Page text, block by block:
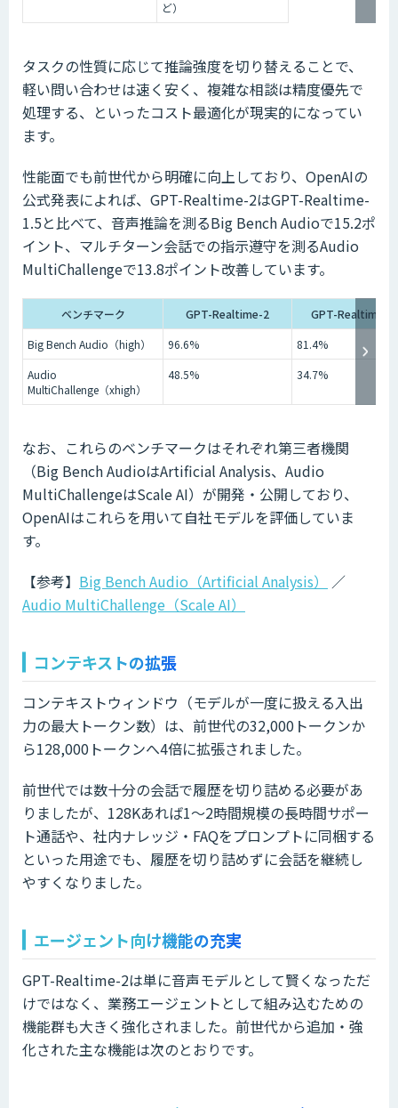
ど）
タスクの性質に応じて推論強度を切り替えることで、
軽い問い合わせは速く安く、複雑な相談は精度優先で
処理する、といったコスト最適化が現実的になってい
ます。
性能面でも前世代から明確に向上しており、OpenAIの
公式発表によれば、GPT-Realtime-2はGPT-Realtime-
1.5と比べて、音声推論を測るBig Bench Audioで15.2ポ
イント、マルチターン会話での指示遵守を測るAudio
MultiChallengeで13.8ポイント改善しています。
ベンチマーク GPT-Realtime-2
GPT-Realtime-
Big Bench Audio（high）
96.6%
81.4%
Audio
MultiChallenge（xhigh）
48.5% 34.7%
なお、これらのベンチマークはそれぞれ第三者機関
（Big Bench AudioはArtificial Analysis、Audio
MultiChallengeはScale AI）が開発・公開しており、
OpenAIはこれらを用いて自社モデルを評価していま
す。
【参考】 Big Bench Audio（Artificial Analysis）
／
Audio MultiChallenge（Scale AI）
コンテキストの拡張
コンテキストウィンドウ（モデルが一度に扱える入出
力の最大トークン数）は、前世代の32,000トークンか
ら128,000トークンへ4倍に拡張されました。
前世代では数十分の会話で履歴を切り詰める必要があ
りましたが、128Kあれば1〜2時間規模の長時間サポー
ト通話や、社内ナレッジ・FAQをプロンプトに同梱する
といった用途でも、履歴を切り詰めずに会話を継続し
やすくなりました。
エージェント向け機能の充実
GPT-Realtime-2は単に音声モデルとして賢くなっただ
けではなく、業務エージェントとして組み込むための
機能群も大きく強化されました。前世代から追加・強
化された主な機能は次のとおりです。